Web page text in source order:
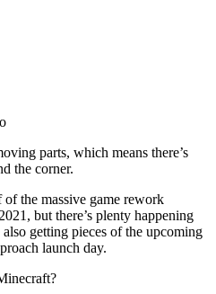
parts, which means there’s
the corner.
of the massive game rework
but there’s plenty happening
getting pieces of the upcoming
launch day.